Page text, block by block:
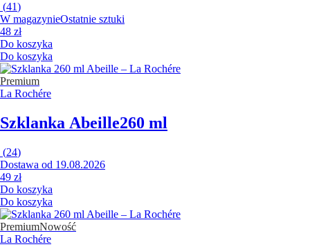
(41)
W magazynieOstatnie sztuki
48 zł
Do koszyka
Do koszyka
Premium
La Rochére
Szklanka Abeille260 ml
(24)
Dostawa od 19.08.2026
49 zł
Do koszyka
Do koszyka
PremiumNowość
La Rochére